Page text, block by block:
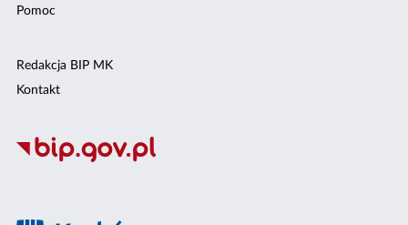
Pomoc
Redakcja BIP MK
Kontakt